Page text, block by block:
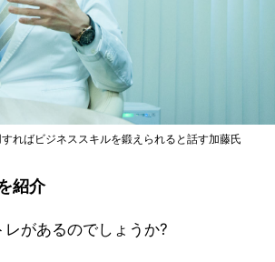
ればビジネススキルを鍛えられると話す加藤氏
紹介
があるのでしょうか?